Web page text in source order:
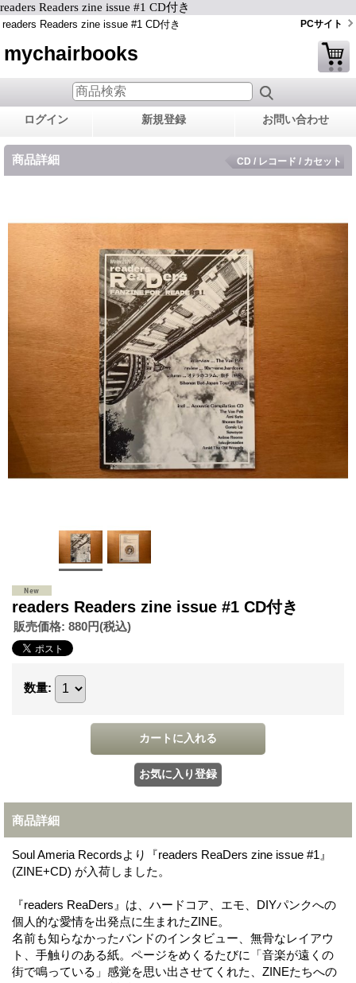
readers Readers zine issue #1 CD付き
readers Readers zine issue #1 CD付き PCサイト
mychairbooks
ログイン 新規登録 お問い合わせ
商品詳細 CD / レコード / カセット
readers Readers zine issue #1 CD付き
販売価格: 880円(税込)
数量:
商品詳細
Soul Ameria Recordsより『readers ReaDers zine issue #1』
(ZINE+CD) が入荷しました。
『readers ReaDers』は、ハードコア、エモ、DIYパンクへの
個人的な愛情を出発点に生まれたZINE。
名前も知らなかったバンドのインタビュー、無骨なレイアウ
ト、手触りのある紙。ページをめくるたびに「音楽が遠くの
街で鳴っている」感覚を思い出させてくれた、ZINEたちへの